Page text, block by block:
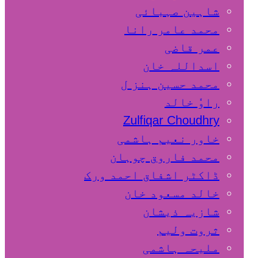
شاہین صہبائی
محمد عامر رانا
عمر قاضی
اسداللہ خان
محمد حسین ہنز ل
راوٗ خالد
Zulfiqar Choudhry
خاور نعیم ہاشمی
محمد فاروق چوہان
ڈاکٹر اشفاق احمد ورک
خالد مسعود خان
شازیہ ذیشان
ثروت ولیم
ملیحہ ہاشمی